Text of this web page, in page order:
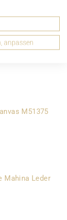
M41055
M51375
Mahina Leder
anpassen